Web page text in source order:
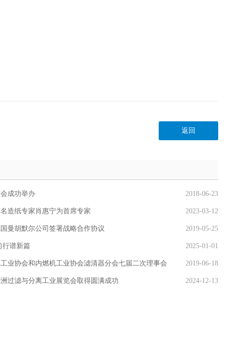
返回
成功举办 2018-06-23
造纸专家肖惠宁为首席专家 2023-03-12
曼胡默尔公司签署战略合作协议 2019-05-25
行谱新篇 2025-01-01
业协会和内燃机工业协会滤清器分会七届二次理事会 2019-06-18
过滤与分离工业展览会取得圆满成功 2024-12-13